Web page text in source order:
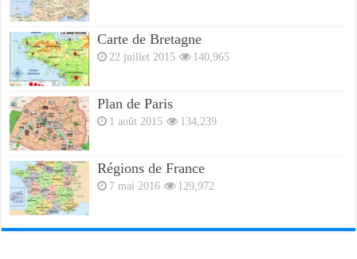
Carte de Bretagne
22 juillet 2015 140,965
Plan de Paris
1 août 2015 134,239
Régions de France
7 mai 2016 129,972